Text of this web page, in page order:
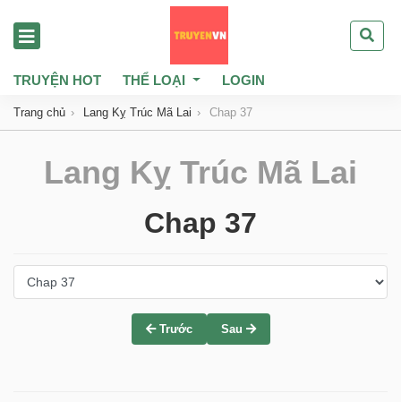
TRUYỆN HOT THỂ LOẠI LOGIN
Trang chủ Lang Kỵ Trúc Mã Lai Chap 37
Lang Kỵ Trúc Mã Lai
Chap 37
Trước Sau